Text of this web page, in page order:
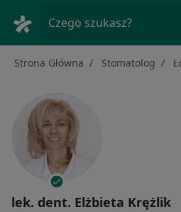
Czego szukasz?
Strona Główna Stomatolog
lek. dent. Elżbieta Krężlik